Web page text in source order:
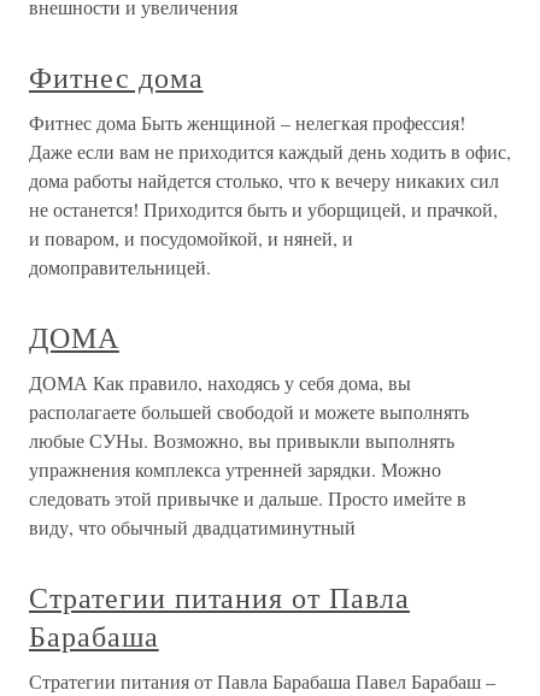
внешности и увеличения
Фитнес дома
Фитнес дома Быть женщиной – нелегкая профессия!
Даже если вам не приходится каждый день ходить в офис,
дома работы найдется столько, что к вечеру никаких сил
не останется! Приходится быть и уборщицей, и прачкой,
и поваром, и посудомойкой, и няней, и
домоправительницей.
ДОМА
ДОМА Как правило, находясь у себя дома, вы
располагаете большей свободой и можете выполнять
любые СУНы. Возможно, вы привыкли выполнять
упражнения комплекса утренней зарядки. Можно
следовать этой привычке и дальше. Просто имейте в
виду, что обычный двадцатиминутный
Стратегии питания от Павла
Барабаша
Стратегии питания от Павла Барабаша Павел Барабаш –